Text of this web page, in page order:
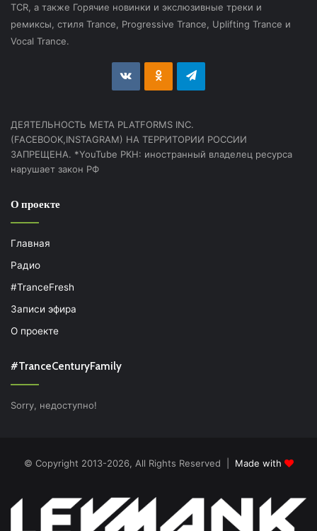
TCR, а также Горячие новинки и экслюзивные треки и
ремиксы, стиля Trance, Progressive Trance, Uplifting Trance и
Vocal Trance.
vk.com Odnoklassniki
Telegram
ДЕЯТЕЛЬНОСТЬ МЕТА PLATFORMS INC.
(FACEBOOK,INSTAGRAM) НА ТЕРРИТОРИИ РОССИИ
ЗАПРЕЩЕНА. *YouTube РКН: иностранный владелец ресурса
нарушает закон РФ
О проекте
Главная
Радио
#TranceFresh
Записи эфира
О проекте
#TranceCenturyFamily
Sorry, недоступно!
© Copyright 2013-2026, All Rights Reserved | Made with